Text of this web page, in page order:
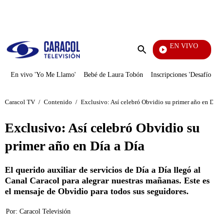
Enviar
EN VIVO
Yo Me Llamo
En vivo 'Yo Me Llamo' Bebé de Laura Tobón Inscripciones 'Desafío'
Caracol TV / Contenido / Exclusivo: Así celebró Obvidio su primer año en
Exclusivo: Así celebró Obvidio su
primer año en Día a Día
El querido auxiliar de servicios de Día a Día llegó al
Canal Caracol para alegrar nuestras mañanas. Este es
el mensaje de Obvidio para todos sus seguidores.
Por: Caracol Televisión